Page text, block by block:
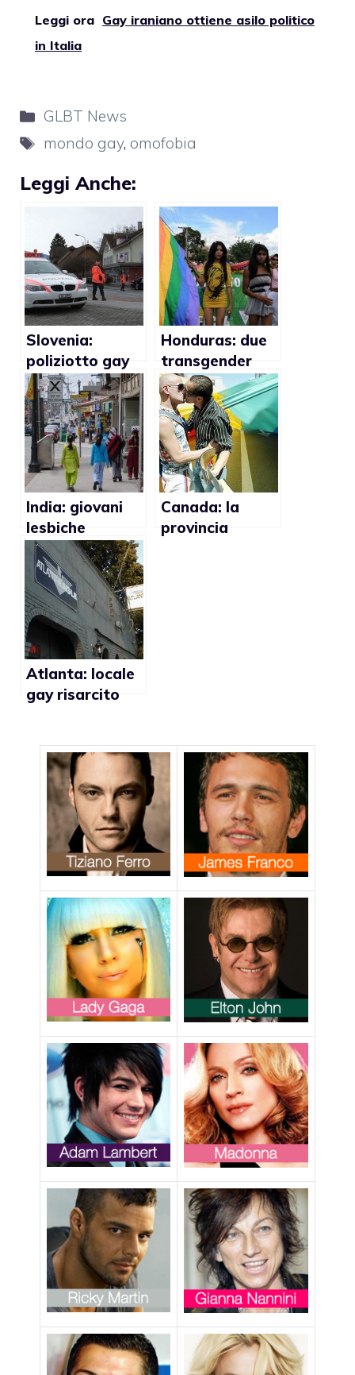
Leggi ora Gay iraniano ottiene asilo politico
in Italia
Categorie
GLBT News
Tag
mondo gay, omofobia
Leggi Anche:
Slovenia:
poliziotto gay
vittima di
attacco
omofobo
Honduras: due
transgender
incendiati
India: giovani
lesbiche
tentano il
suicidio dopo il
rifiuto delle
famiglie
nell’accettare la
loro relazione
Canada: la
provincia
Atlanta: locale
gay risarcito